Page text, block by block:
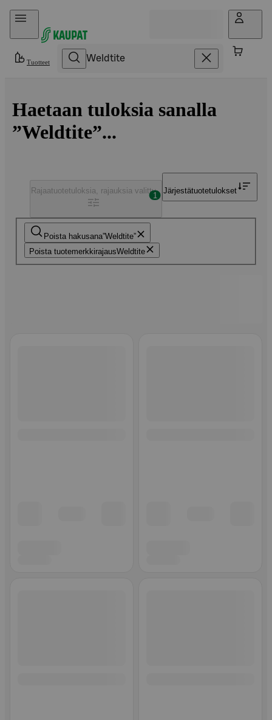
Hyppää sisältöön
Tuotteet
Haetaan tuloksia sanalla
”Weldtite”...
Poista hakusana Weldtite
Poista tuotemerkkirajausWeldtite
Rajaatuotetuloksia, rajauksia valittu
1
Järjestätuotetulokset